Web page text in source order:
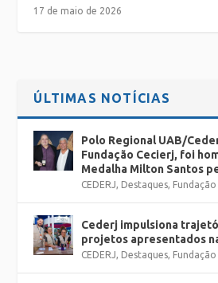
17 de maio de 2026
ÚLTIMAS NOTÍCIAS
Polo Regional UAB/
Fundação Cecierj, foi
Medalha Milton Santos
CEDERJ, Destaques, Fundação
Cederj impulsiona
projetos apresentados
CEDERJ, Destaques, Fundação